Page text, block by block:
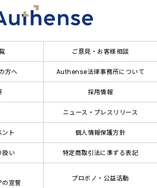
ご意見・お客様相談
方へ Authense法律事務所について
採用情報
ニュース・プレスリリース
ト 個人情報保護方針
扱い 特定商取引法に準ずる表記
の宣誓
プロボノ・公益活動